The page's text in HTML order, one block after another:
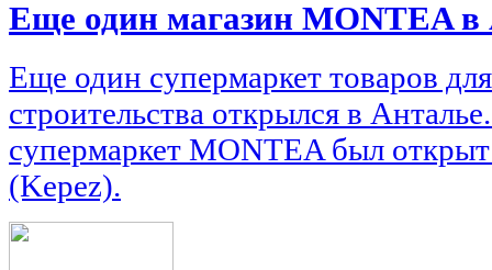
Еще один магазин MONTEA в
Еще один супермаркет товаров
строительства открылся в
супермаркет MONTEA был
(Kepez).